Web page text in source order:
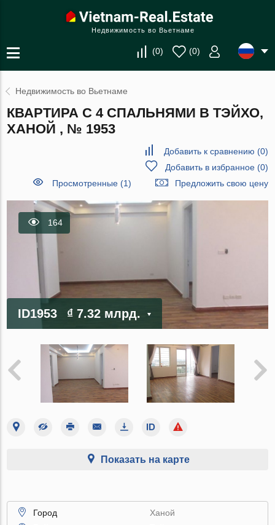
Недвижимость во Вьетнаме
(0) (0)
Недвижимость во Вьетнаме
КВАРТИРА С 4 СПАЛЬНЯМИ В ТЭЙХО,
ХАНОЙ , № 1953
Добавить к сравнению (0)
Добавить в избранное(0)
Просмотренные (1)
Предложить свою цену
164
ID1953 ₫ 7.32 млрд.
Показать на карте
Город
Ханой